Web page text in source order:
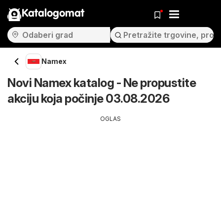
Katalogomat
Namex
Novi Namex katalog - Ne propustite
akciju koja počinje 03.08.2026
OGLAS